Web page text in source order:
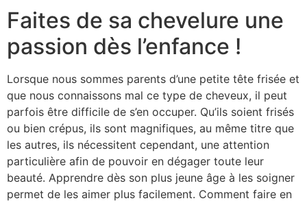
Faites de sa chevelure une
passion dès l’enfance !
Lorsque nous sommes parents d’une petite tête frisée et
que nous connaissons mal ce type de cheveux, il peut
parfois être difficile de s’en occuper. Qu’ils soient frisés
ou bien crépus, ils sont magnifiques, au même titre que
les autres, ils nécessitent cependant, une attention
particulière afin de pouvoir en dégager toute leur
beauté. Apprendre dès son plus jeune âge à les soigner
permet de les aimer plus facilement. Comment faire en